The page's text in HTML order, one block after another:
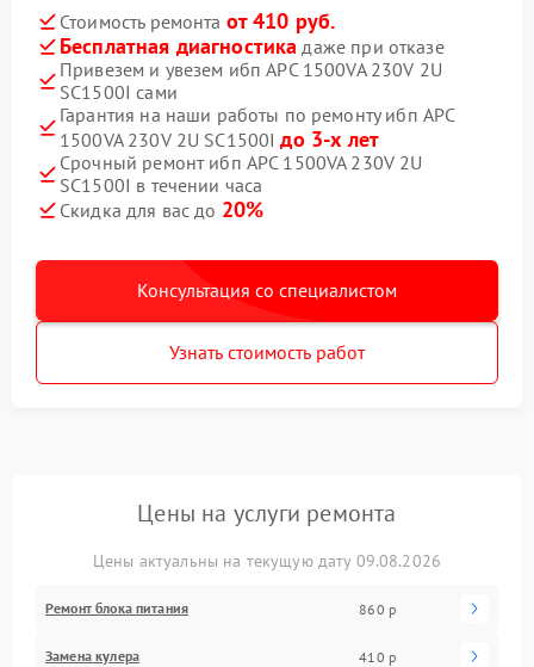
Стоимость ремонта от 410 руб.
Бесплатная диагностика даже при отказе
Привезем и увезем ибп APC 1500VA 230V 2U
SC1500I сами
Гарантия на наши работы по ремонту ибп APC
1500VA 230V 2U SC1500Iдо 3-х лет
Срочный ремонт ибп APC 1500VA 230V 2U
SC1500I в течении часа
Скидка для вас до 20%
Консультация со специалистом
Узнать стоимость работ
Цены на услуги ремонта
Цены актуальны на текущую дату 09.08.2026
Ремонт блока питания 860 р
Замена кулера 410 р